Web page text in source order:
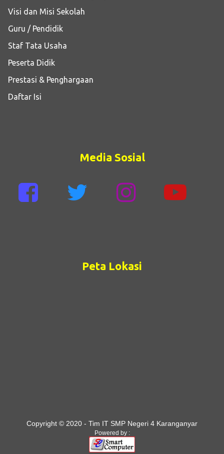
Visi dan Misi Sekolah
Guru / Pendidik
Staf Tata Usaha
Peserta Didik
Prestasi & Penghargaan
Daftar Isi
Media Sosial
Peta Lokasi
Copyright © 2020 - Tim IT SMP Negeri 4 Karanganyar
Powered by :